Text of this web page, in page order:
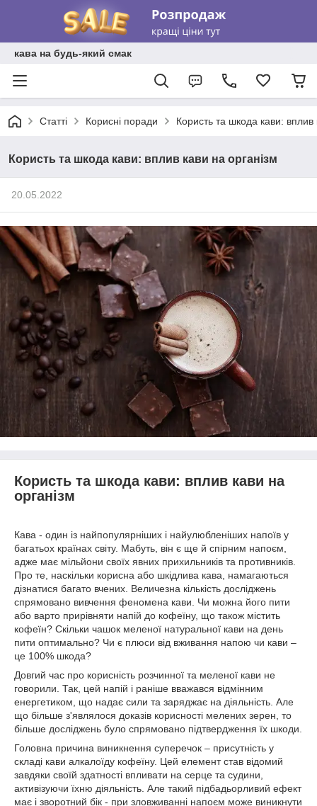
кава на будь-який смак
Статті Корисні поради Користь та шкода кави: вплив
Користь та шкода кави: вплив кави на організм
20.05.2022
Користь та шкода кави: вплив кави на
організм
Кава - один із найпопулярніших і найулюбленіших напоїв у
багатьох країнах світу. Мабуть, він є ще й спірним напоєм,
адже має мільйони своїх явних прихильників та противників.
Про те, наскільки корисна або шкідлива кава, намагаються
дізнатися багато вчених. Величезна кількість досліджень
спрямовано вивчення феномена кави. Чи можна його пити
або варто прирівняти напій до кофеїну, що також містить
кофеїн? Скільки чашок меленої натуральної кави на день
пити оптимально? Чи є плюси від вживання напою чи кави –
це 100% шкода?
Довгий час про корисність розчинної та меленої кави не
говорили. Так, цей напій і раніше вважався відмінним
енергетиком, що надає сили та заряджає на діяльність. Але
що більше з'являлося доказів корисності мелених зерен, то
більше досліджень було спрямовано підтвердження їх шкоди.
Головна причина виникнення суперечок – присутність у
складі кави алкалоїду кофеїну. Цей елемент став відомий
завдяки своїй здатності впливати на серце та судини,
активізуючи їхню діяльність. Але такий підбадьорливий ефект
має і зворотний бік - при зловживанні напоєм може виникнути